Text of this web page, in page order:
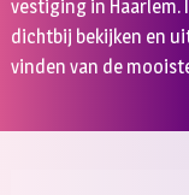
vestiging in Haarlem.
dichtbij bekijken en
vinden van de